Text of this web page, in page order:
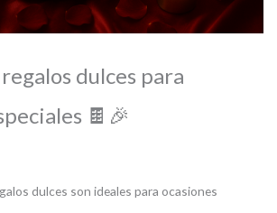
dulces para
🍫🎉
dulces son ideales para ocasiones